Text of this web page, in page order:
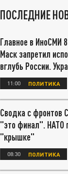
ПОСЛЕДНИЕ
Главное в ИноСМИ
Маск запретил
вглубь России.
11:00 ПОЛИТИКА
Сводка с фронтов
"это финал". НАТО
"крышке"
08:30 ПОЛИТИКА